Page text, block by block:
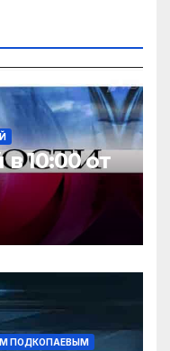
10:00 от
ПОДКОПАЕВЫМ